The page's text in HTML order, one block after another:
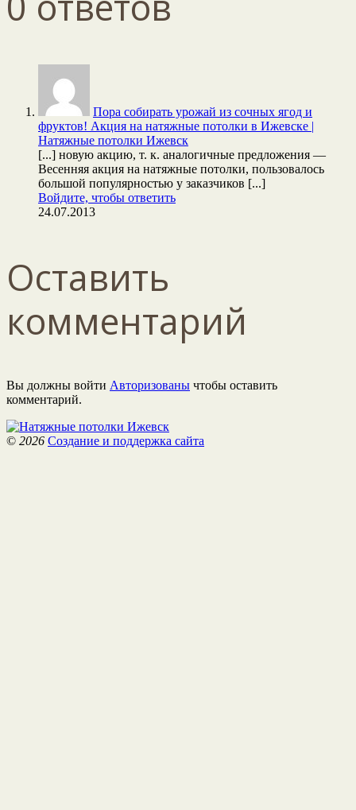
Пора собирать урожай из сочных ягод и
фруктов! Акция на натяжные потолки в Ижевске |
Натяжные потолки Ижевск
[...] новую акцию, т. к. аналогичные предложения —
Весенняя акция на натяжные потолки, пользовалось
большой популярностью у заказчиков [...]
Войдите, чтобы ответить
24.07.2013
Оставить
комментарий
Вы должны войти Авторизованы чтобы оставить
комментарий.
© 2026 Создание и поддержка сайта